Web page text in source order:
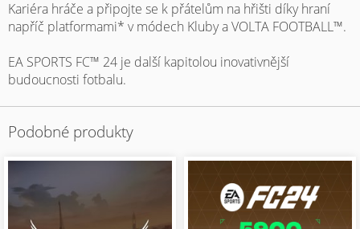
Kariéra hráče a připojte se k přátelům na hřišti díky hraní
napříč platformami* v módech Kluby a VOLTA FOOTBALL™.
EA SPORTS FC™ 24 je další kapitolou inovativnější
budoucnosti fotbalu.
Podobné produkty